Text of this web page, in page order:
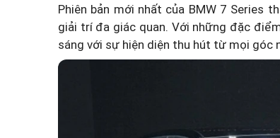
Phiên bản mới nhất của BMW 7 Series
giải trí đa giác quan. Với những đặc
sáng với sự hiện diện thu hút từ mọi góc